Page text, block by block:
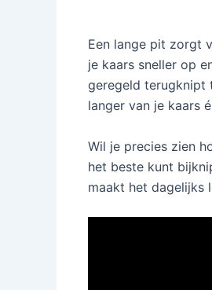
Een lange pit zorgt
je kaars sneller op
geregeld terugknipt
langer van je kaars
Wil je precies zien
het beste kunt
maakt het dagelijks